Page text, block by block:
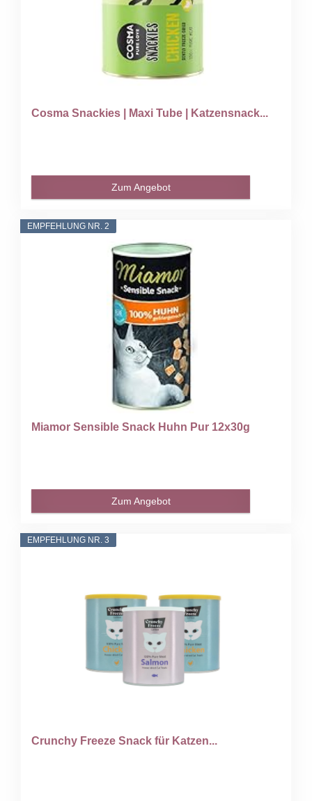
Cosma Snackies | Maxi Tube | Katzensnack...
Zum Angebot
EMPFEHLUNG NR. 2
Miamor Sensible Snack Huhn Pur 12x30g
Zum Angebot
EMPFEHLUNG NR. 3
Crunchy Freeze Snack für Katzen...